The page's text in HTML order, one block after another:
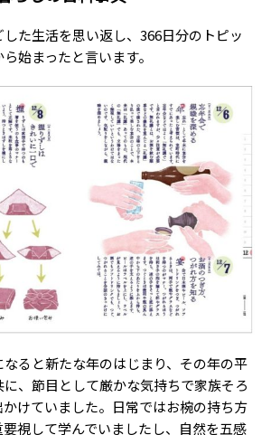
た生活を思い返し、366日分のトピッ
始まったと言います。
ると新たな年のはじまり、その年の平
、節目として厳かな気持ちで家族そろ
かけていました。日常ではお椀の持ち方
視して学んでいましたし、自然を五感